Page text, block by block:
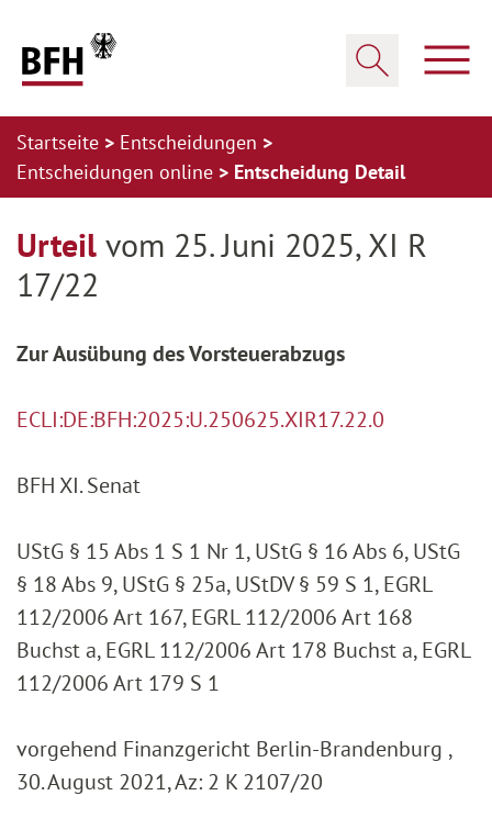
Startseite
Entscheidungen
Entscheidungen online
Entscheidung Detail
Urteil vom 25. Juni 2025, XI R
17/22
Zur Ausübung des Vorsteuerabzugs
ECLI:DE:BFH:2025:U.250625.XIR17.22.0
BFH XI. Senat
UStG § 15 Abs 1 S 1 Nr 1, UStG § 16 Abs 6, UStG
§ 18 Abs 9, UStG § 25a, UStDV § 59 S 1, EGRL
112/2006 Art 167, EGRL 112/2006 Art 168
Buchst a, EGRL 112/2006 Art 178 Buchst a, EGRL
112/2006 Art 179 S 1
vorgehend Finanzgericht Berlin-Brandenburg ,
30. August 2021, Az: 2 K 2107/20